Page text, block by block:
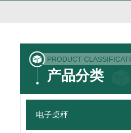
PRODUCT
产品分类
电子桌秤